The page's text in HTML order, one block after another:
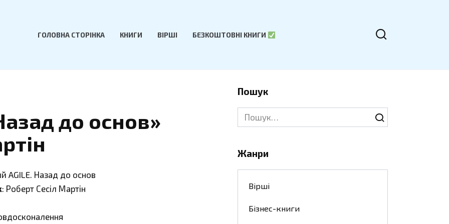
ГОЛОВНА СТОРІНКА КНИГИ ВІРШІ БЕЗКОШТОВНІ КНИГИ
до основ»
AGILE. Назад до основ
: Роберт Сесіл Мартін
Пошук
Search
for:
Жанри
Вірші
Бізнес-книги